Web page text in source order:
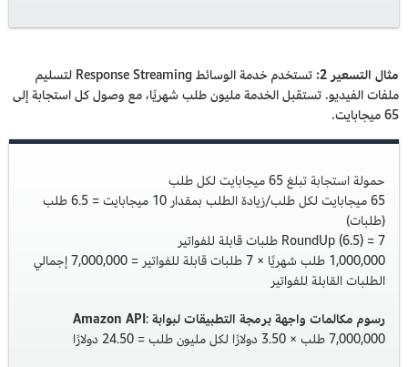
مثال التسعير 2:
تستخدم خدمة الوسائط Response Streaming لتسليم
ملفات الفيديو. تستقبل الخدمة مليون طلب شهريًا، مع وصول كل استجابة إلى
65 ميجابايت.
حمولة استجابة تبلغ 65 ميجابايت لكل طلب
65 ميجابايت لكل طلب/زيادة الطلب بمقدار 10 ميجابايت = 6.5 طلب
(طلبات)
RoundUp (6.5) = 7 طلبات قابلة للفواتير
1,000,000 طلب شهريًا × 7 طلبات قابلة للفواتير = 7,000,000 إجمالي
الطلبات القابلة للفواتير
رسوم مكالمات واجهة برمجة التطبيقات لبوابة Amazon API:
7,000,000 طلب × 3.50 دولارًا لكل مليون طلب = 24.50 دولارًا